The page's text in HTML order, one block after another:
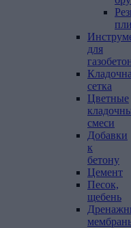
для
сетка
Цветные
смеси
Добавки
к
бетону
Цемент
Песок,
щебень